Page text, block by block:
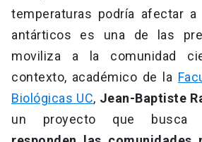
temperaturas podría afectar
antárticos es una de las
moviliza a la comunidad
contexto, académico de la
Biológicas UC, Jean-Baptiste
un proyecto que busca